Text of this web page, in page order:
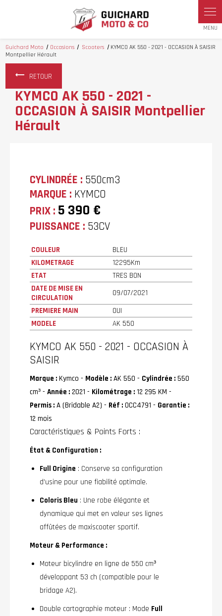
Guichard Moto Occasions Scooters
KYMCO AK 550 - 2021 - OCCASION À SAISIR
Montpellier Hérault
RETOUR
KYMCO AK 550 - 2021 -
OCCASION À SAISIR Montpellier
Hérault
CYLINDRÉE : 550cm3
MARQUE : KYMCO
PRIX : 5 390 €
PUISSANCE : 53CV
COULEUR
BLEU
KILOMETRAGE
12295Km
ETAT
TRES BON
DATE DE MISE EN
CIRCULATION
09/07/2021
PREMIERE MAIN
OUI
MODELE
AK 550
KYMCO AK 550 - 2021 - OCCASION À
SAISIR
Marque : Kymco - Modèle : AK 550 - Cylindrée : 550
cm³ - Année : 2021 - Kilométrage : 12 295 KM -
Permis : A (Bridable A2) - Réf : OCC4791 - Garantie :
12 mois
Caractéristiques & Points Forts :
État & Configuration :
Full Origine : Conserve sa configuration
d'usine pour une fiabilité optimale.
Coloris Bleu : Une robe élégante et
dynamique qui met en valeur ses lignes
affûtées de maxiscooter sportif.
Moteur & Performance :
Moteur bicylindre en ligne de 550 cm³
développant 53 ch (compatible pour le
bridage A2).
Double cartographie moteur : Mode Full